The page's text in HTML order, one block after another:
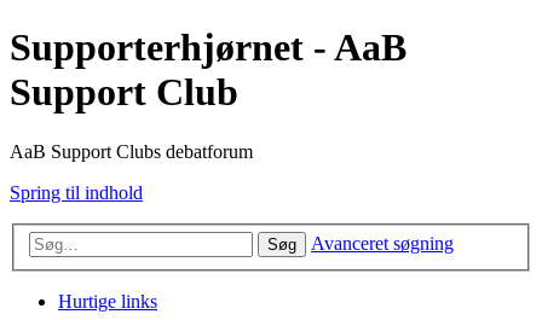
Supporterhjørnet - AaB
Support Club
AaB Support Clubs debatforum
Spring til indhold
Søg Avanceret søgning
Hurtige links